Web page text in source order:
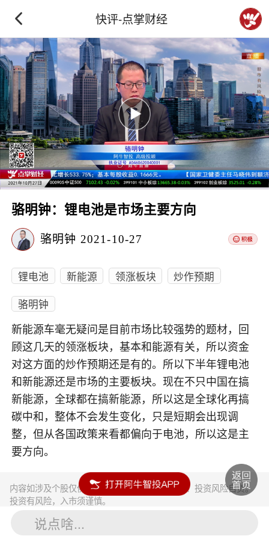
快评-点掌财经
骆明钟：锂电池是市场主要方向
骆明钟 2021-10-27
锂电池 新能源 领涨板块
炒作预期
骆明钟
新能源车毫无疑问是目前市场比较强势的题材，回
顾这几天的领涨板块，基本和能源有关，所以资金
对这方面的炒作预期还是有的。所以下半年锂电池
和新能源还是市场的主要板块。现在不只中国在搞
新能源，全球都在搞新能源，所以这是全球化再搞
碳中和，整体不会发生变化，只是短期会出现调
整，但从各国政策来看都偏向于电池，所以这是主
要方向。
内容如涉及个股仅供参考，不构成任何投资建议！投资风险自负。
投资有风险，入市须谨慎。
说点啥...